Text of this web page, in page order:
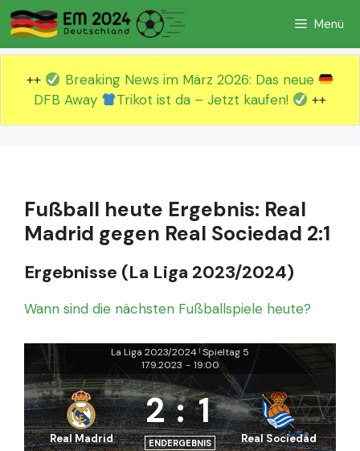
Zum
Inhalt
springen
Menü
++
Breaking News im März 2026: Das neue
DFB Away
Trikot ist da – Jetzt kaufen! ++
Fußball heute Ergebnis: Real
Madrid gegen Real Sociedad 2:1
Ergebnisse (La Liga 2023/2024)
Wann sind die nächsten Fußballspiele heute?
La Liga 2023/2024 | Spieltag 5
17.9.2023 - 19:00
Real Madrid
2 : 1
ENDERGEBNIS Real Sociedad